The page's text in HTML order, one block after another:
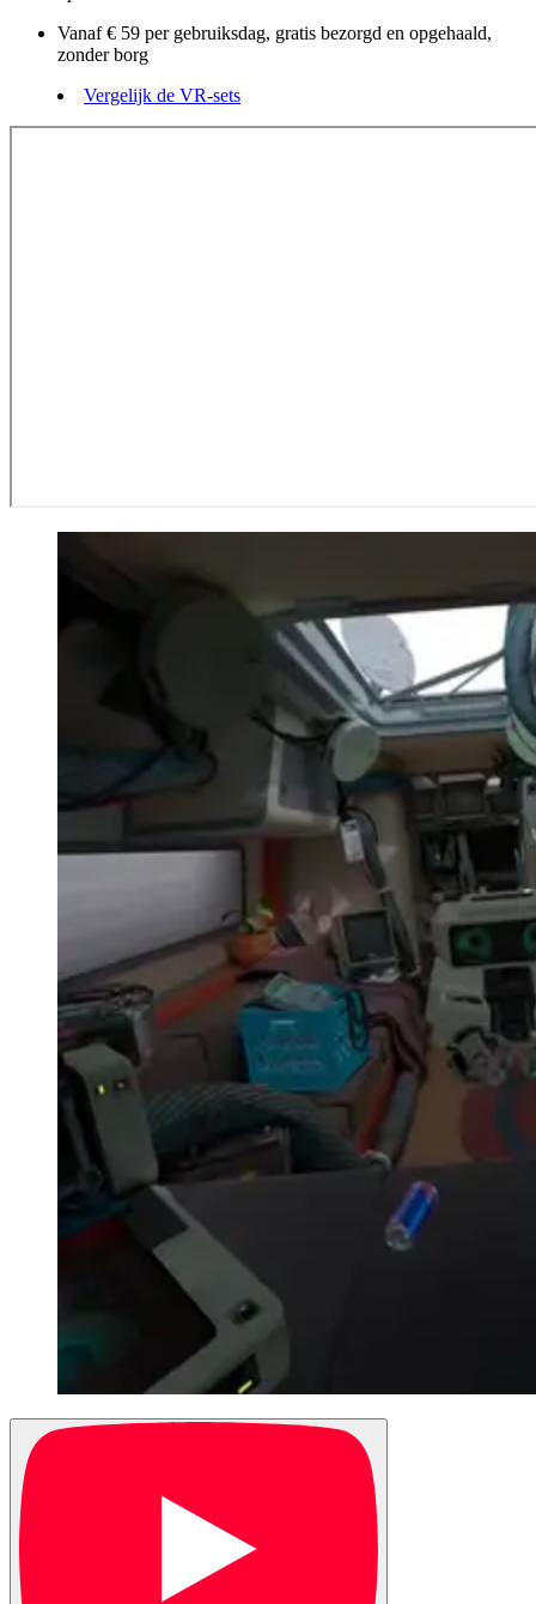
Vanaf € 59 per gebruiksdag, gratis bezorgd en opgehaald,
zonder borg
Vergelijk de VR-sets